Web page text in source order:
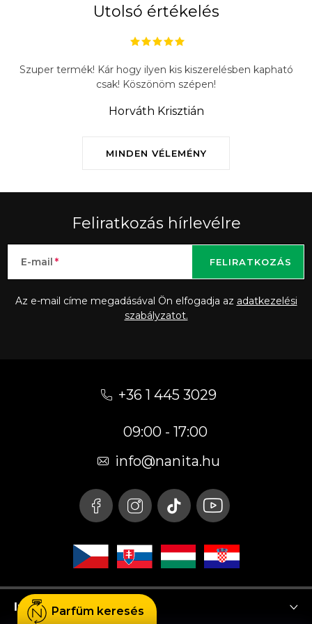
Utolsó értékelés
MINDEN VÉLEMÉNY
Szuper termék! Kár hogy ilyen kis kiszerelésben kapható
csak! Köszönöm szépen!
Horváth Krisztián
Feliratkozás hírlevélre
E-mail
Az e-mail címe megadásával Ön elfogadja az adatkezelési
szabályzatot.
FELIRATKOZÁS
+36 1 445 3029
09:00 - 17:00
info@nanita.hu
InstagramParfüm keresés